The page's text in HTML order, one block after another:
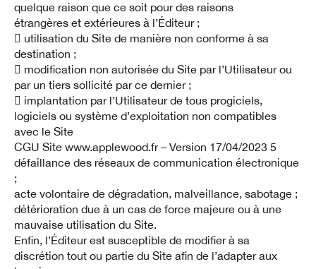
quelque raison que ce soit pour des raisons
étrangères et extérieures à l’Éditeur ;
 utilisation du Site de manière non conforme à sa
destination ;
 modification non autorisée du Site par l’Utilisateur ou
par un tiers sollicité par ce dernier ;
 implantation par l’Utilisateur de tous progiciels,
logiciels ou système d’exploitation non compatibles
avec le Site
CGU Site www.applewood.fr – Version 17/04/2023 5
défaillance des réseaux de communication électronique
;
acte volontaire de dégradation, malveillance, sabotage ;
détérioration due à un cas de force majeure ou à une
mauvaise utilisation du Site.
Enfin, l’Éditeur est susceptible de modifier à sa
discrétion tout ou partie du Site afin de l’adapter aux